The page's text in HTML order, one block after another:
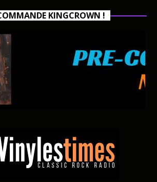
KINGCROWN !